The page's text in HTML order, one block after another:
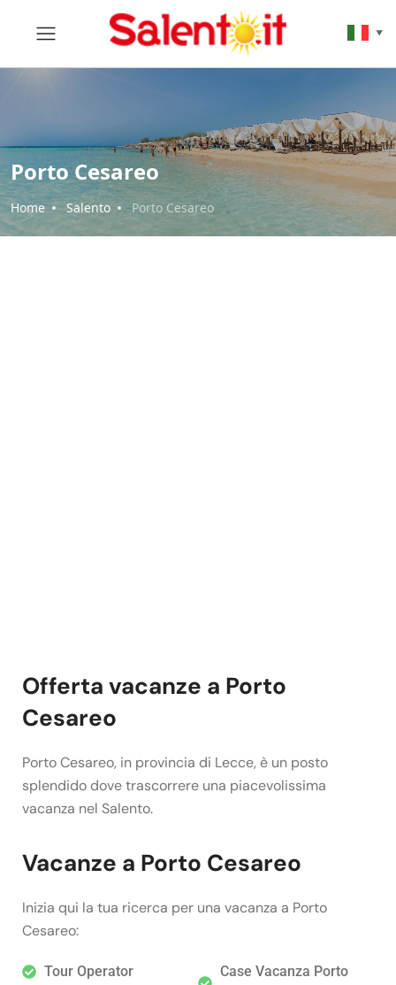
Porto Cesareo
Home Salento Porto Cesareo
Offerta vacanze a Porto
Cesareo
Porto Cesareo, in provincia di Lecce, è un posto
splendido dove trascorrere una piacevolissima
vacanza nel Salento.
Vacanze a Porto Cesareo
Inizia qui la tua ricerca per una vacanza a Porto
Cesareo:
Tour Operator
Case Vacanza Porto
▼